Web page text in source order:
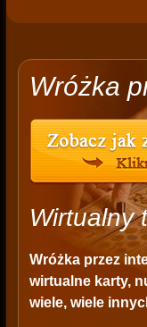
Wróżka
Wirtualny
Wróżka przez
wirtualne karty,
wiele, wiele